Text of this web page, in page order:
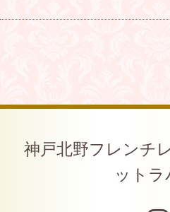
神戸北野フレンチ
ットラ